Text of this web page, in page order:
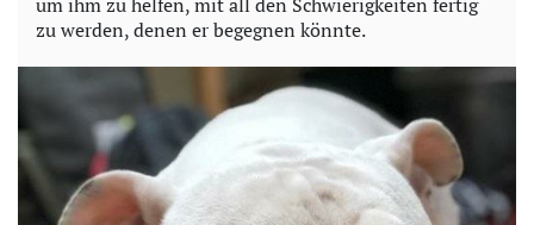
zu werden, denen er begegnen könnte.